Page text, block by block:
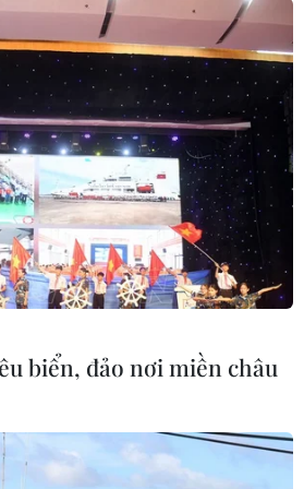
trong công tác tuyên
cao nhận thức, trách
để góp phần giải quyết
Chủ tịch nước Nguyễn
gửi đồng bào, đồng chí,
Ngày Toàn dân hiến máu
sức khỏe cộng đồng và vì
mình. Tôi kêu gọi đồng bào,
cả nước, mỗi người khỏe
hãy luôn sẵn sàng, hăng
và tích cực vận động mọi
thường xuyên cứu người
kiểm tra được sức khỏe
biển, đảo nơi miền châu